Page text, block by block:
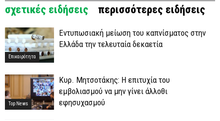
σχετικές ειδήσεις περισσότερες ειδήσεις
Επικαιρότητα
Εντυπωσιακή μείωση του καπνίσματος στην
Ελλάδα την τελευταία δεκαετία
Top News
Κυρ. Μητσοτάκης: Η επιτυχία του
εμβολιασμού να μην γίνει άλλοθι
εφησυχασμού